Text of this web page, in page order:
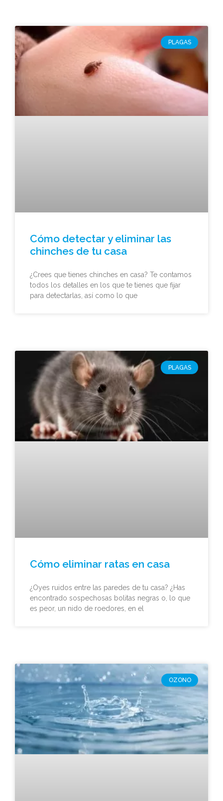
PLAGAS
Cómo detectar y eliminar las
chinches de tu casa
¿Crees que tienes chinches en casa? Te contamos
todos los detalles en los que te tienes que fijar
para detectarlas, así como lo que
PLAGAS
Cómo eliminar ratas en casa
¿Oyes ruidos entre las paredes de tu casa? ¿Has
encontrado sospechosas bolitas negras o, lo que
es peor, un nido de roedores, en el
OZONO